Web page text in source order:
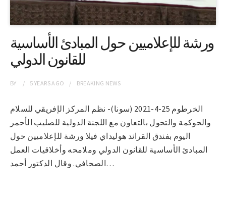
ورشة للإعلاميين حول المبادئ الأساسية
للقانون الدولي
BY 5 YEARSAGO BREAKING NEWS
الخرطوم 25-4-2021 (سونا)- نظم المركز الإفريقي للسلام
والحوكمة والتحول بالتعاون مع اللجنة الدولية للصليب الأحمر
اليوم بفندق القراند هوليداي فيلا ورشة للإعلاميين حول
المبادئ الأساسية للقانون الدولي وملامحه وأخلاقيات العمل
الصحافي. وقال الدكتور أحمد…